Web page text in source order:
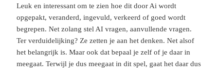
Leuk en interessant om te zien hoe dit door Ai wordt
opgepakt, veranderd, ingevuld, verkeerd of goed wordt
begrepen. Net zolang stel AI vragen, aanvullende vragen.
Ter verduidelijking? Ze zetten je aan het denken. Net alsof
het belangrijk is. Maar ook dat bepaal je zelf of je daar in
meegaat. Terwijl je dus meegaat in dit spel, gaat het daar dus